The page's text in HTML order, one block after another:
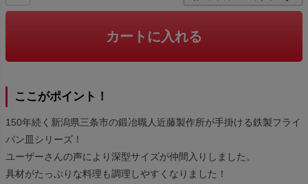
カートに入れる
ここがポイント！
150年続く新潟県三条市の鍛冶職人近藤製作所が手掛ける鉄製フライ
パン皿シリーズ！
ユーザーさんの声により深型サイズが仲間入りしました。
具材がたっぷりな料理も調理しやすくなりました！